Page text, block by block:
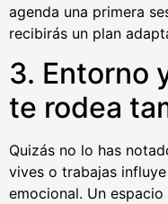
agenda una primera
recibirás un plan
3. Entorno
te rodea
Quizás no lo has
vives o trabajas
emocional. Un